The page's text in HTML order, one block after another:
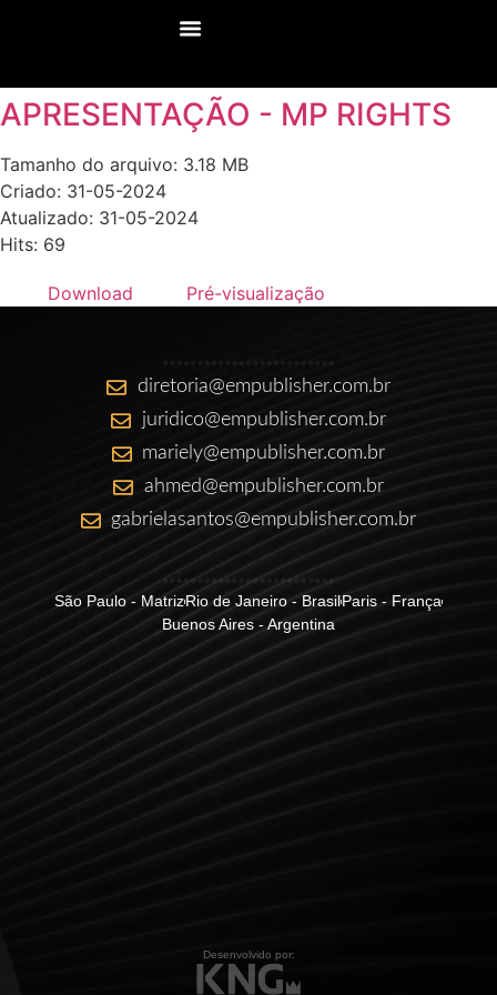
APRESENTAÇÃO - MP RIGHTS
Tamanho do arquivo: 3.18 MB
Criado: 31-05-2024
Atualizado: 31-05-2024
Hits: 69
Download Pré-visualização
diretoria@empublisher.com.br
juridico@empublisher.com.br
mariely@empublisher.com.br
ahmed@empublisher.com.br
gabrielasantos@empublisher.com.br
São Paulo - MatrizRio de Janeiro - BrasilParis - França
Buenos Aires - Argentina
Desenvolvido por: